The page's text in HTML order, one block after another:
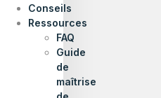
Conseils
Ressources
FAQ
Guide
de
maîtrise